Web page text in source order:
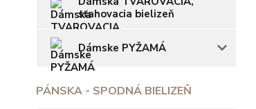
sťahovacia bielizeň
Dámske PYŽAMÁ
PÁNSKA - SPODNÁ BIELIZEŇ